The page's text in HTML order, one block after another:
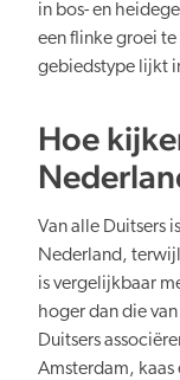
in bos- en
een flinke groei
gebiedstype lijkt
Hoe
Van alle Duitsers
Nederland,
is vergelijkbaar
hoger dan die
Duitsers
Amsterdam, kaas